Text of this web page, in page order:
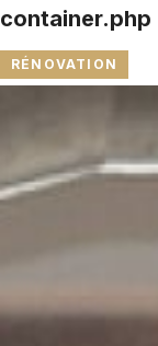
container.php
RÉNOVATION